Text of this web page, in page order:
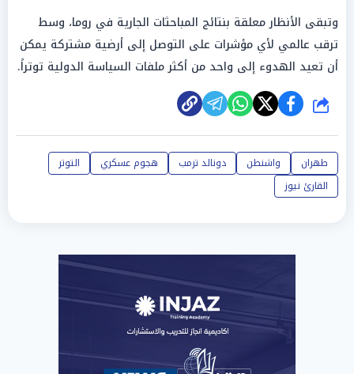
وتبقى الأنظار معلقة بنتائج المباحثات الجارية في روما، وسط
ترقب عالمي لأي مؤشرات على التوصل إلى أرضية مشتركة يمكن
أن تعيد الهدوء إلى واحد من أكثر ملفات السياسة الدولية توتراً.
شارك
طهران واشنطن دونالد ترمب هجوم عسكري
التوتر
القارئ نيوز